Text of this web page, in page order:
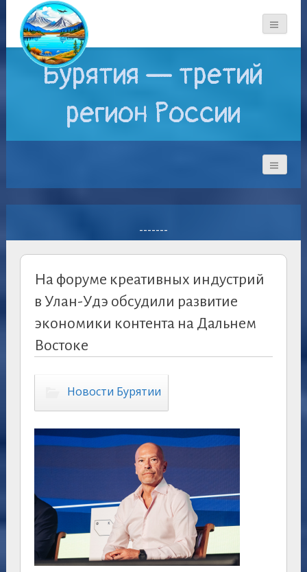
Бурятия — третий
регион России
-------
На форуме креативных индустрий
в Улан-Удэ обсудили развитие
экономики контента на Дальнем
Востоке
Новости Бурятии